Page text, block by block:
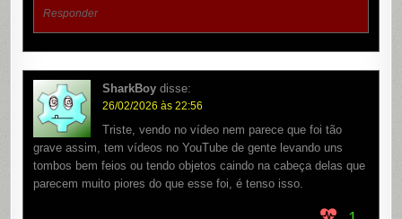
Responder
SharkBoy disse:
26/02/2026 às 22:56
Triste, vendo no vídeo nem parece que foi tão
grave assim, tem vídeos no YouTube de gente levando uns
tombos bem feios ou tendo objetos caindo na cabeça delas que
parecem muito piores do que esse foi, é tenso isso.